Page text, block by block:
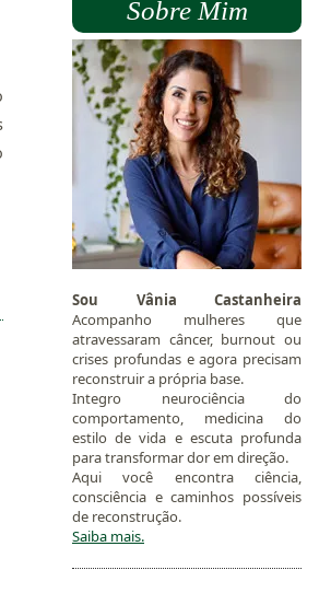
Sobre Mim
Sou Vânia Castanheira
Acompanho mulheres que
atravessaram câncer, burnout ou
crises profundas e agora precisam
reconstruir a própria base.
Integro neurociência do
comportamento, medicina do
estilo de vida e escuta profunda
para transformar dor em direção.
Aqui você encontra ciência,
consciência e caminhos possíveis
de reconstrução.
Saiba mais.